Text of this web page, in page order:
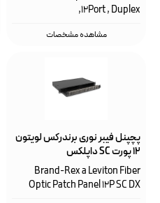
,12Port , Duplex
مشاهده مشخصات
پچپنل فیبر نوری برندرکس لویتون
۱۲ پورت SC داپلکس
FPCC1SXXX24DC2
‌Brand-Rex a Leviton Fiber
Optic Patch Panel 12P SC DX